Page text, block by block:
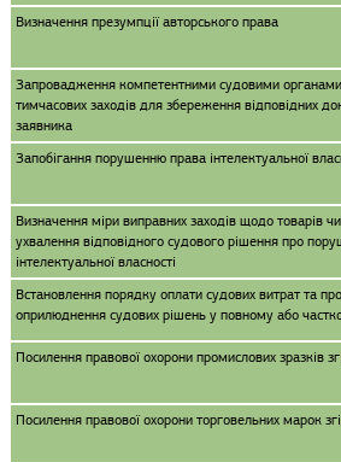
Визначення презумпції авторського права
Запровадження компетентними судовими
тимчасових заходів для збереження відповідних
заявника
Запобігання порушенню права інтелектуальної
Визначення міри виправних заходів щодо товарів
ухвалення відповідного судового рішення про
інтелектуальної власності
Встановлення порядку оплати судових витрат та
оприлюднення судових рішень у повному або
Посилення правової охорони промислових зразків
Посилення правової охорони торговельних марок